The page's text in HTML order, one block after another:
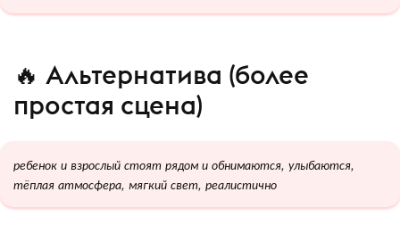
🔥 Альтернатива (более
простая сцена)
ребенок и взрослый стоят рядом и обнимаются, улыбаются,
тёплая атмосфера, мягкий свет, реалистично